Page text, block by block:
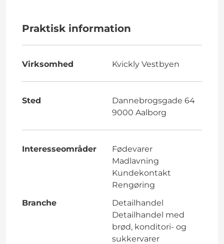
Praktisk information
Virksomhed Kvickly Vestbyen
Sted
Dannebrogsgade 64
9000 Aalborg
Interesseområder
Fødevarer
Madlavning
Kundekontakt
Rengøring
Branche
Detailhandel
Detailhandel med
brød, konditori- og
sukkervarer